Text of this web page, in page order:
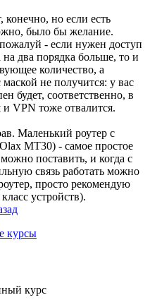
но если есть
было бы желание.
- если нужен доступ
два порядка больше, то и
количество, а
не получится: у вас
будет, соответственно, в
и VPN тоже отвалится.
Маленький роутер с
MT30) - самое простое
поставить, и когда с
связь работать можно
просто рекомендую
устройств).
курсы
курс